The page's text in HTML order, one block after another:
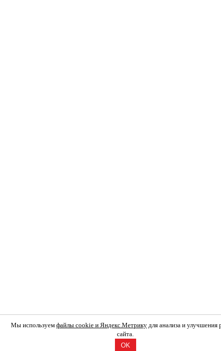
Мы используем файлы cookie и Яндекс.Метрику для анализа и улучшения
сайта.
OK